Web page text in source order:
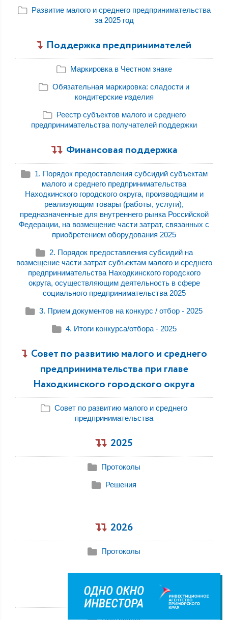
Развитие малого и среднего предпринимательства
за 2025 год
Поддержка предпринимателей
Маркировка в Честном знаке
Обязательная маркировка: сладости и
кондитерские изделия
Реестр субъектов малого и среднего
предпринимательства получателей поддержки
Финансовая поддержка
1. Порядок предоставления субсидий субъектам
малого и среднего предпринимательства
Находкинского городского округа, производящим и
реализующим товары (работы, услуги),
предназначенные для внутреннего рынка Российской
Федерации, на возмещение части затрат, связанных с
приобретением оборудования 2025
2. Порядок предоставления субсидий на
возмещение части затрат субъектам малого и среднего
предпринимательства Находкинского городского
округа, осуществляющим деятельность в сфере
социального предпринимательства 2025
3. Прием документов на конкурс / отбор - 2025
4. Итоги конкурса/отбора - 2025
Совет по развитию малого и среднего
предпринимательства при главе
Находкинского городского округа
Совет по развитию малого и среднего
предпринимательства
2025
Протоколы
Решения
2026
Протоколы
2023
Протоколы